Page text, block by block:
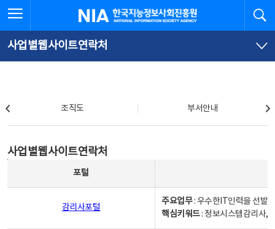
문
로
가
체
뉴
바
가
한국지능정보사회진흥원
사업별웹사이트연락처
조직도 부서안내
사업별웹사이트연락처
포털
감리사포털
주요업무: 우수한IT인력을 선발
핵심키워드: 정보시스템감리사,